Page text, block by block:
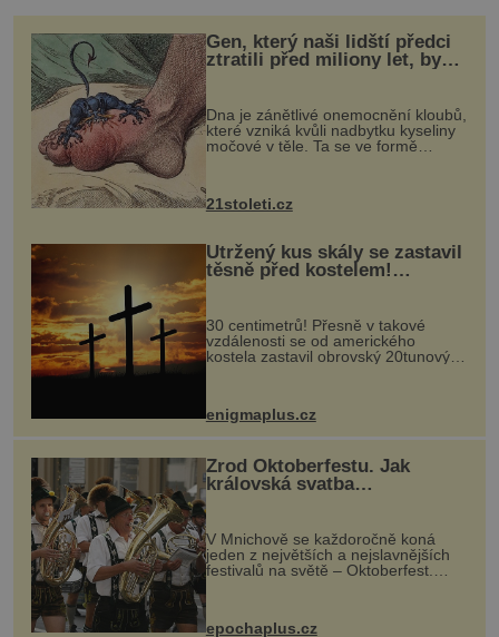
Gen, který naši lidští předci
ztratili před miliony let, by
mohl pomoci s léčbou
„nemoci králů“
Dna je zánětlivé onemocnění kloubů,
které vzniká kvůli nadbytku kyseliny
močové v těle. Ta se ve formě
nohou, a způsobuje bole...
21stoleti.cz
Utržený kus skály se zastavil
těsně před kostelem!
Ochránila ho boží síla?
30 centimetrů! Přesně v takové
vzdálenosti se od amerického
kostela zastavil obrovský 20tunový
...
enigmaplus.cz
Zrod Oktoberfestu. Jak
královská svatba
odstartovala největší pivní
festival světa
V Mnichově se každoročně koná
jeden z největších a nejslavnějších
festivalů na světě – Oktoberfest.
návštěvníků, kteří si vychutnávají
kultur...
epochaplus.cz